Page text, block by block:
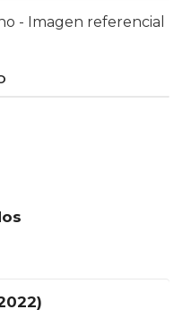
- Imagen referencial